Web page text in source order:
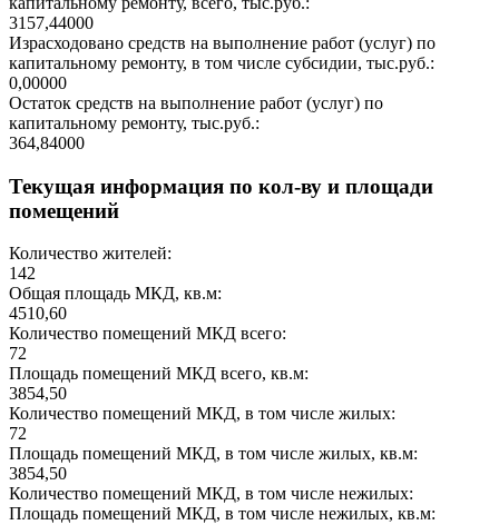
3157,44000
Израсходовано средств на выполнение работ (услуг) по
капитальному ремонту, в том числе субсидии, тыс.руб.:
0,00000
Остаток средств на выполнение работ (услуг) по
капитальному ремонту, тыс.руб.:
364,84000
Текущая информация по кол-ву и площади
помещений
Количество жителей:
142
Общая площадь МКД, кв.м:
4510,60
Количество помещений МКД всего:
72
Площадь помещений МКД всего, кв.м:
3854,50
Количество помещений МКД, в том числе жилых:
72
Площадь помещений МКД, в том числе жилых, кв.м:
3854,50
Количество помещений МКД, в том числе нежилых:
Площадь помещений МКД, в том числе нежилых, кв.м: